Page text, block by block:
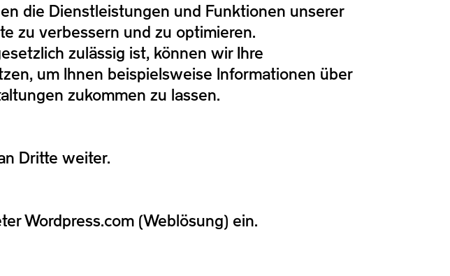
die Dienstleistungen und Funktionen unserer
zu verbessern und zu optimieren.
zulässig ist, können wir Ihre
um Ihnen beispielsweise Informationen über
zukommen zu lassen.
Dritte weiter.
Wordpress.com (Weblösung) ein.